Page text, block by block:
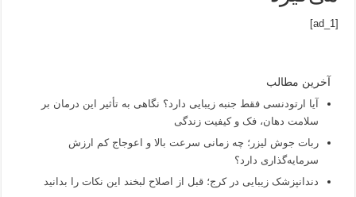
[ad_1]
آخرین مطالب
آیا ارتودنسی فقط جنبه زیبایی دارد؟ نگاهی به تأثیر این درمان بر
سلامت دهان، فک و کیفیت زندگی
ربات جوش لیزر؛ چه زمانی سرعت بالا و اعوجاج کم ارزش
سرمایه‌گذاری دارد؟
دندانپزشک زیبایی در کرج؛ قبل از اصلاح لبخند این نکات را بدانید